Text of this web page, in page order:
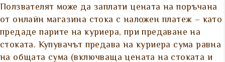
Ползвателят може да заплати цената на поръчана
от онлайн магазина стока с наложен платеж – като
предаде парите на куриера, при предаване на
стоката. Купувачът предава на куриера сума равна
на общата сума (включваща цената на стоката и